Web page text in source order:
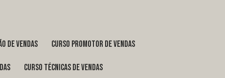
de vendas curso promotor de vendas
curso técnicas de vendas